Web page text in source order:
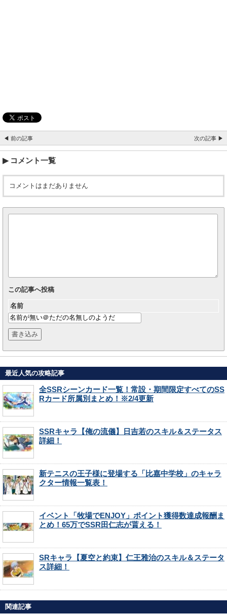
◀ 前の記事 次の記事 ▶
コメント一覧
コメントはまだありません
この記事へ投稿
名前
最近人気の攻略記事
全SSRシーンカード一覧！常設・期間限定すべてのSS
Rカード所属別まとめ！※2/4更新
SSRキャラ【俺の流儀】日吉若のスキル＆ステータス
詳細！
新テニスの王子様に登場する「比嘉中学校」のキャラ
クター情報一覧表！
イベント「牧場でENJOY」ポイント獲得数達成報酬ま
とめ！65万でSSR田仁志が貰える！
SRキャラ【夏空と約束】仁王雅治のスキル＆ステータ
ス詳細！
関連記事